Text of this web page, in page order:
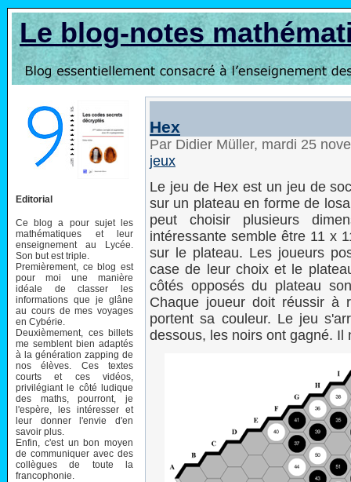
Le blog-notes
Editorial
Ce blog a pour sujet les
mathématiques et leur
enseignement au Lycée.
Son but est triple.
Premièrement, ce blog est
pour moi une manière
idéale de classer les
informations que je glâne
au cours de mes voyages
en Cybérie.
Deuxièmement, ces billets
me semblent bien adaptés
à la génération zapping de
nos élèves. Ces textes
courts et ces vidéos,
privilégiant le côté ludique
des maths, pourront, je
l'espère, les intéresser et
leur donner l'envie d'en
savoir plus.
Enfin, c'est un bon moyen
de communiquer avec des
collègues de toute la
francophonie.
Hex
Par Didier Müller, mardi 25
jeux
Le jeu de Hex est un jeu de
sur un plateau en forme de
peut choisir plusieurs
intéressante semble être 11 x
sur le plateau. Les joueurs
case de leur choix et le
côtés opposés du plateau
Chaque joueur doit réussir à
portent sa couleur. Le jeu
dessous, les noirs ont gagné.